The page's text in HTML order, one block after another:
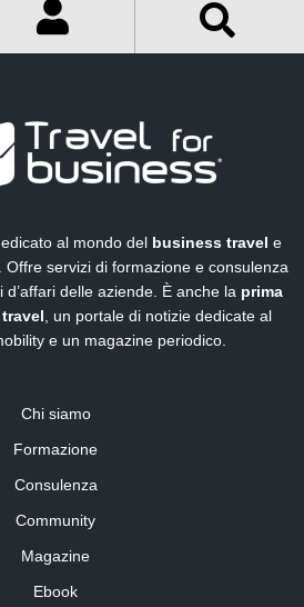
al mondo del business travel e
. Offre servizi di formazione e consulenza
delle aziende. È anche la prima
, un portale di notizie dedicate al
e un magazine periodico.
Chi siamo
Formazione
Consulenza
Community
Magazine
Ebook